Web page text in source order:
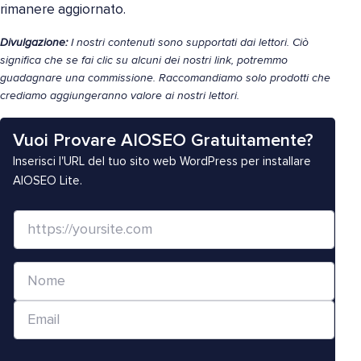
rimanere aggiornato.
Divulgazione:I nostri contenuti sono supportati dai lettori. Ciò
significa che se fai clic su alcuni dei nostri link, potremmo
guadagnare una commissione. Raccomandiamo solo prodotti che
crediamo aggiungeranno valore ai nostri lettori.
Vuoi Provare AIOSEO Gratuitamente?
Inserisci l'URL del tuo sito web WordPress per installare
AIOSEO Lite.
t
W
e